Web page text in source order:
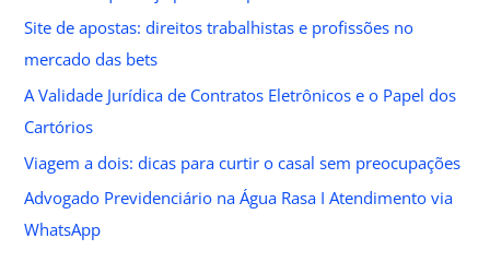
Site de apostas: direitos trabalhistas e profissões no
mercado das bets
A Validade Jurídica de Contratos Eletrônicos e o Papel dos
Cartórios
Viagem a dois: dicas para curtir o casal sem preocupações
Advogado Previdenciário na Água Rasa I Atendimento via
WhatsApp